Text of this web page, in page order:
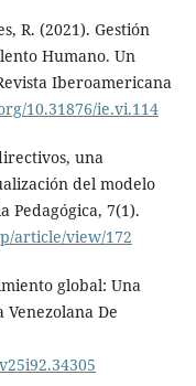
R. (2021). Gestión
Humano. Un
Iberoamericana
10.31876/ie.vi.114
una
del modelo
Pedagógica, 7(1).
article/view/172
global: Una
Venezolana De